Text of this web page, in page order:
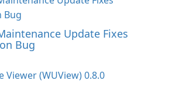
Update Fixes
Bug